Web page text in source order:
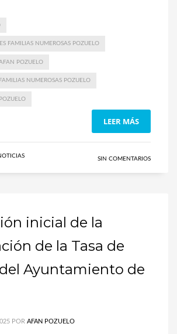
FAMILIAS NUMEROSAS POZUELO
POZUELO
NUMEROSAS POZUELO
LEER MÁS
SIN COMENTARIOS
inicial de la
de la Tasa de
Ayuntamiento de
POR AFAN POZUELO